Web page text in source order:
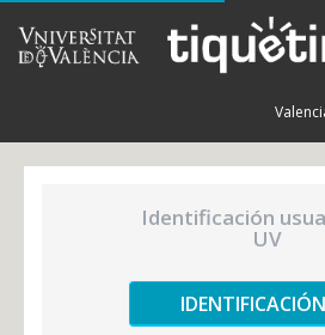
Identificación
UV